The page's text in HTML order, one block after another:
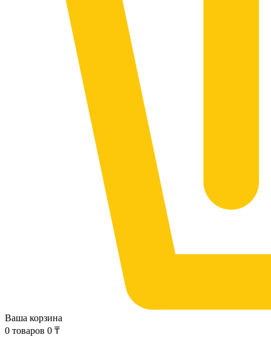
Ваша корзина
0 товаров 0 ₸